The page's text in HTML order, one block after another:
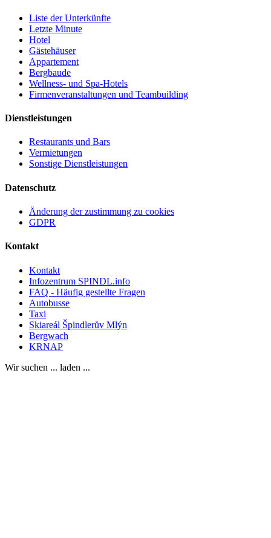
Liste der Unterkünfte
Letzte Minute
Hotel
Gästehäuser
Appartement
Bergbaude
Wellness- und Spa-Hotels
Firmenveranstaltungen und Teambuilding
Dienstleistungen
Restaurants und Bars
Vermietungen
Sonstige Dienstleistungen
Datenschutz
Änderung der zustimmung zu cookies
GDPR
Kontakt
Kontakt
Infozentrum SPINDL.info
FAQ - Häufig gestellte Fragen
Autobusse
Taxi
Skiareál Špindlerův Mlýn
Bergwach
KRNAP
Wir suchen ... laden ...